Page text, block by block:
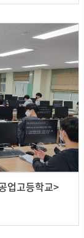
업고등학교>